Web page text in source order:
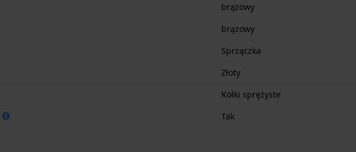
brązowy
brązowy
Sprzączka
Złoty
Kołki sprężyste
Tak